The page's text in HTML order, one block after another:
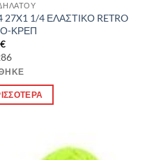
27X1 1/4 ΕΛΑΣΤΙΚΟ RETRO
ΚΡΕΠ
€